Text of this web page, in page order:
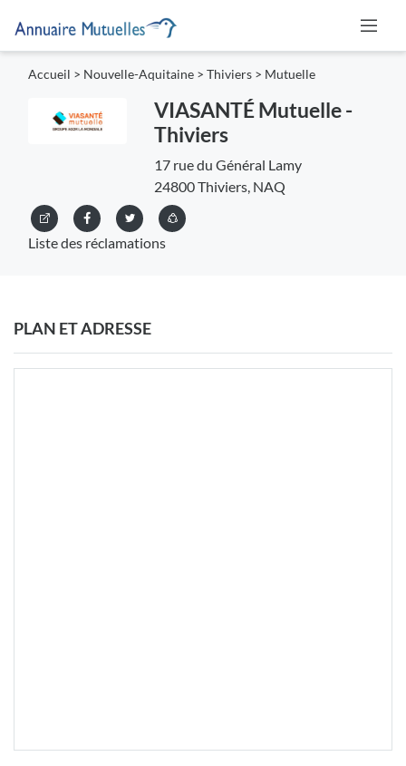
Accueil > Nouvelle-Aquitaine > Thiviers > Mutuelle
VIASANTÉ Mutuelle -
Thiviers
17 rue du Général Lamy
24800 Thiviers, NAQ
Liste des réclamations
PLAN ET ADRESSE